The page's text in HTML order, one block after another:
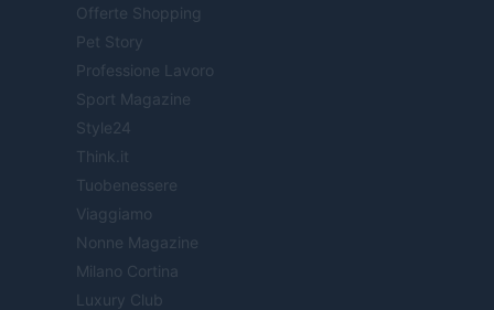
Offerte Shopping
Pet Story
Professione Lavoro
Sport Magazine
Style24
Think.it
Tuobenessere
Viaggiamo
Nonne Magazine
Milano Cortina
Luxury Club